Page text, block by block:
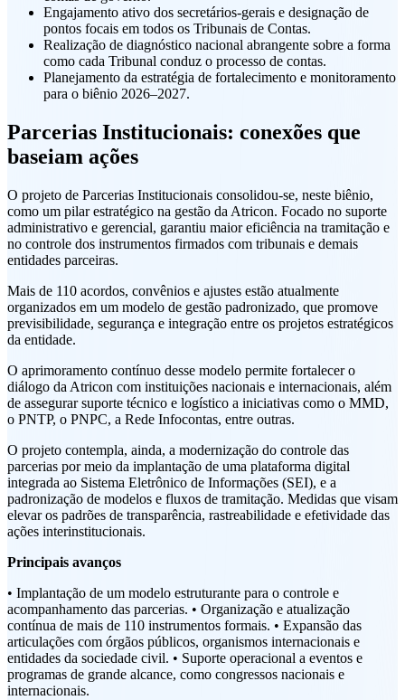
Engajamento ativo dos secretários-gerais e designação de
pontos focais em todos os Tribunais de Contas.
Realização de diagnóstico nacional abrangente sobre a forma
como cada Tribunal conduz o processo de contas.
Planejamento da estratégia de fortalecimento e monitoramento
para o biênio 2026–2027.
Parcerias Institucionais: conexões que
baseiam ações
O projeto de Parcerias Institucionais consolidou-se, neste biênio,
como um pilar estratégico na gestão da Atricon. Focado no suporte
administrativo e gerencial, garantiu maior eficiência na tramitação e
no controle dos instrumentos firmados com tribunais e demais
entidades parceiras.
Mais de 110 acordos, convênios e ajustes estão atualmente
organizados em um modelo de gestão padronizado, que promove
previsibilidade, segurança e integração entre os projetos estratégicos
da entidade.
O aprimoramento contínuo desse modelo permite fortalecer o
diálogo da Atricon com instituições nacionais e internacionais, além
de assegurar suporte técnico e logístico a iniciativas como o MMD,
o PNTP, o PNPC, a Rede Infocontas, entre outras.
O projeto contempla, ainda, a modernização do controle das
parcerias por meio da implantação de uma plataforma digital
integrada ao Sistema Eletrônico de Informações (SEI), e a
padronização de modelos e fluxos de tramitação. Medidas que visam
elevar os padrões de transparência, rastreabilidade e efetividade das
ações interinstitucionais.
Principais avanços
• Implantação de um modelo estruturante para o controle e
acompanhamento das parcerias. • Organização e atualização
contínua de mais de 110 instrumentos formais. • Expansão das
articulações com órgãos públicos, organismos internacionais e
entidades da sociedade civil. • Suporte operacional a eventos e
programas de grande alcance, como congressos nacionais e
internacionais.